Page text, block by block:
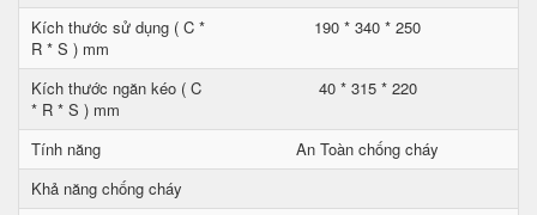
Kích thước sử dụng ( C *
R * S ) mm
190 * 340 * 250
Kích thước ngăn kéo ( C
* R * S ) mm
40 * 315 * 220
Tính năng
An Toàn chống cháy
Khả năng chống cháy